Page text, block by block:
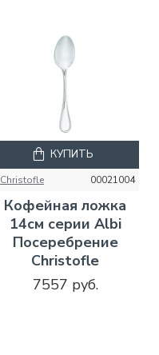
Christofle 00021004
Кофейная ложка
14см серии Albi
Посеребрение
Christofle
7557 руб.
КУПИТЬ